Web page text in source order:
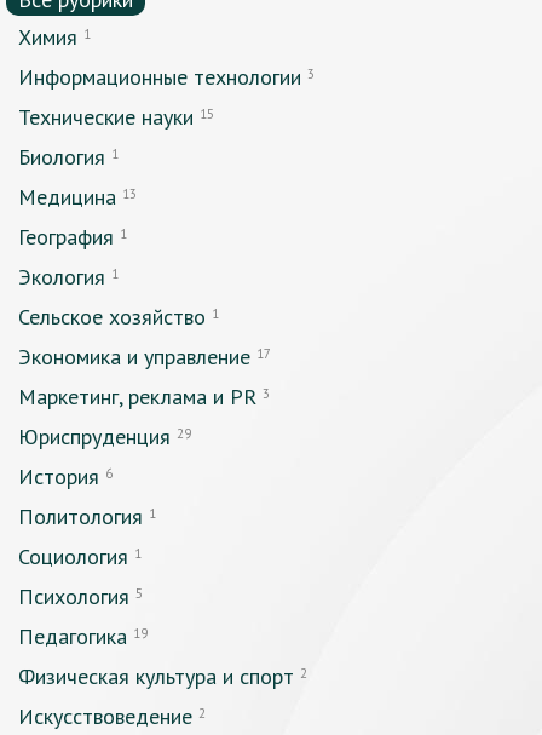
Химия 1
Информационные технологии 3
Технические науки 15
Биология 1
Медицина 13
География 1
Экология 1
Сельское хозяйство 1
Экономика и управление 17
Маркетинг, реклама и PR 3
Юриспруденция 29
История 6
Политология 1
Социология 1
Психология 5
Педагогика 19
Физическая культура и спорт 2
Искусствоведение 2